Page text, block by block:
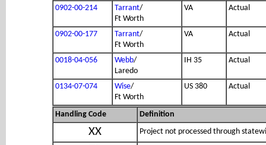
0902-00-214 Tarrant/
Ft Worth
VA Actual
0902-00-177 Tarrant/
Ft Worth
VA Actual
0018-04-056 Webb/
Laredo
IH 35 Actual
0134-07-074 Wise/
Ft Worth
US 380 Actual
Handling Code Definition
XX Project not processed through